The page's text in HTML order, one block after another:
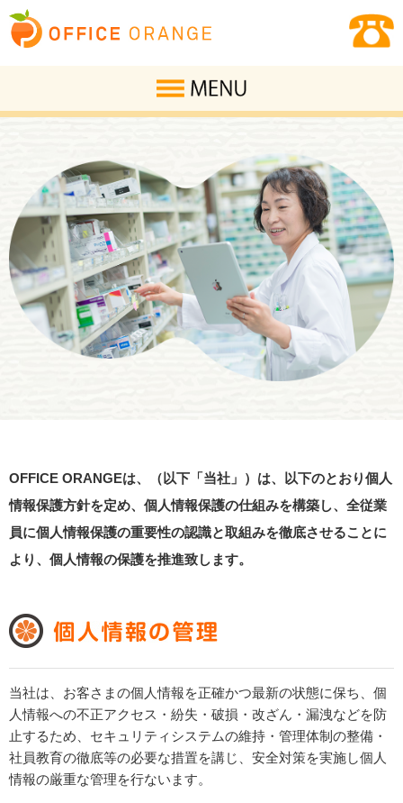
OFFICE ORANGEは、（以下「当社」）は、以下のとおり個人
情報保護方針を定め、 個人情報保護の仕組みを構築し、全従業
員に個人情報保護の重要性の認識と取組みを徹底させることに
より、 個人情報の保護を推進致します。
当社は、お客さまの個人情報を正確かつ最新の状態に保ち、個
人情報への不正アクセス・紛失・破損・改ざん・漏洩などを防
止するため、セキュリティシステムの維持・管理体制の整備・
社員教育の徹底等の必要な措置を講じ、安全対策を実施し個人
情報の厳重な管理を行ないます。